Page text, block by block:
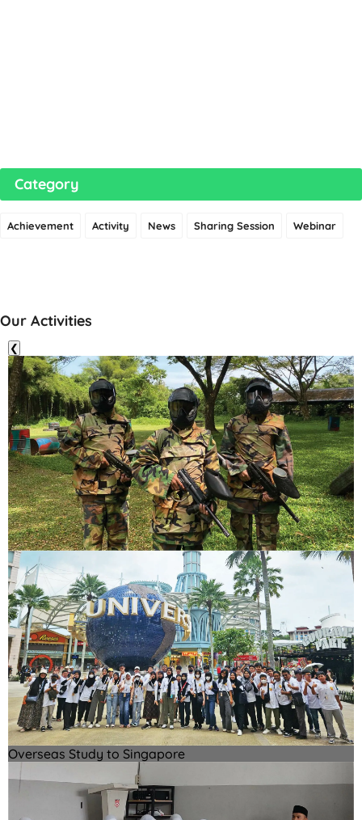
Category
Achievement Activity News Sharing Session Webinar
Our Activities
❮
Overseas Study to Singapore